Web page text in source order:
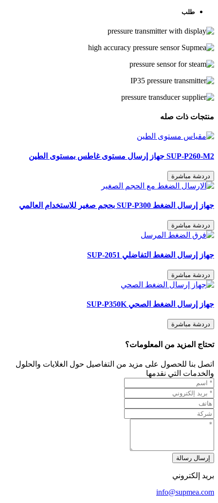
طلب
منتجات ذات صله
SUP-P260-M2 جهاز إرسال مستوى غاطس بمستوى الطين
دردشة مباشرة
جهاز إرسال الضغط SUP-P300 بحجم صغير للاستخدام العالمي
دردشة مباشرة
جهاز إرسال الضغط التفاضلي SUP-2051
دردشة مباشرة
جهاز إرسال الضغط الصحي SUP-P350K
دردشة مباشرة
تحتاج المزيد من المعلومات؟
اتصل بنا للحصول على مزيد من التفاصيل حول الغلايات والحلول
والخدمات التي نقدمها
إرسال رسالة
بريد إلكتروني
info@supmea.com